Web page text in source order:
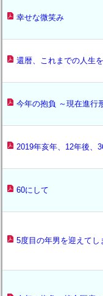
幸せな微笑み
還暦、これまでの人生
今年の抱負 ～現在進行
2019年亥年、12年後、
60にして
5度目の年男を迎えてし